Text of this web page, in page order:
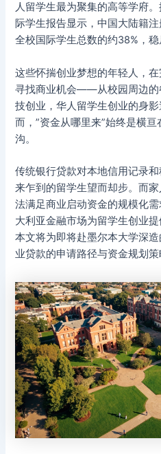
人留学生最为聚集的高等学府
际学生报告显示，中国大陆籍
全校国际学生总数的约38%，稳
这些怀揣创业梦想的年轻人，
寻找商业机会——从校园周边的
技创业，华人留学生创业的身
而，”资金从哪里来”始终是横
沟。
传统银行贷款对本地信用记录
来乍到的留学生望而却步。而
法满足商业启动资金的规模化
大利亚金融市场为留学生创业提
本文将为即将赴墨尔本大学深
业贷款的申请路径与资金规划策